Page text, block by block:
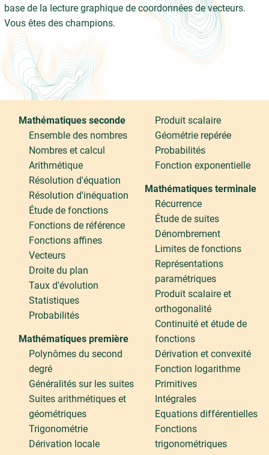
base de la lecture graphique de coordonnées de vecteurs.
Vous êtes des champions.
Mathématiques seconde
Ensemble des nombres
Nombres et calcul
Arithmétique
Résolution d'équation
Résolution d'inéquation
Étude de fonctions
Fonctions de référence
Fonctions affines
Vecteurs
Droite du plan
Taux d'évolution
Statistiques
Probabilités
Mathématiques première
Polynômes du second
degré
Généralités sur les suites
Suites arithmétiques et
géométriques
Trigonométrie
Dérivation locale
Produit scalaire
Géométrie repérée
Probabilités
Fonction exponentielle
Mathématiques terminale
Récurrence
Étude de suites
Dénombrement
Limites de fonctions
Représentations
paramétriques
Produit scalaire et
orthogonalité
Continuité et étude de
fonctions
Dérivation et convexité
Fonction logarithme
Primitives
Intégrales
Equations différentielles
Fonctions
trigonométriques